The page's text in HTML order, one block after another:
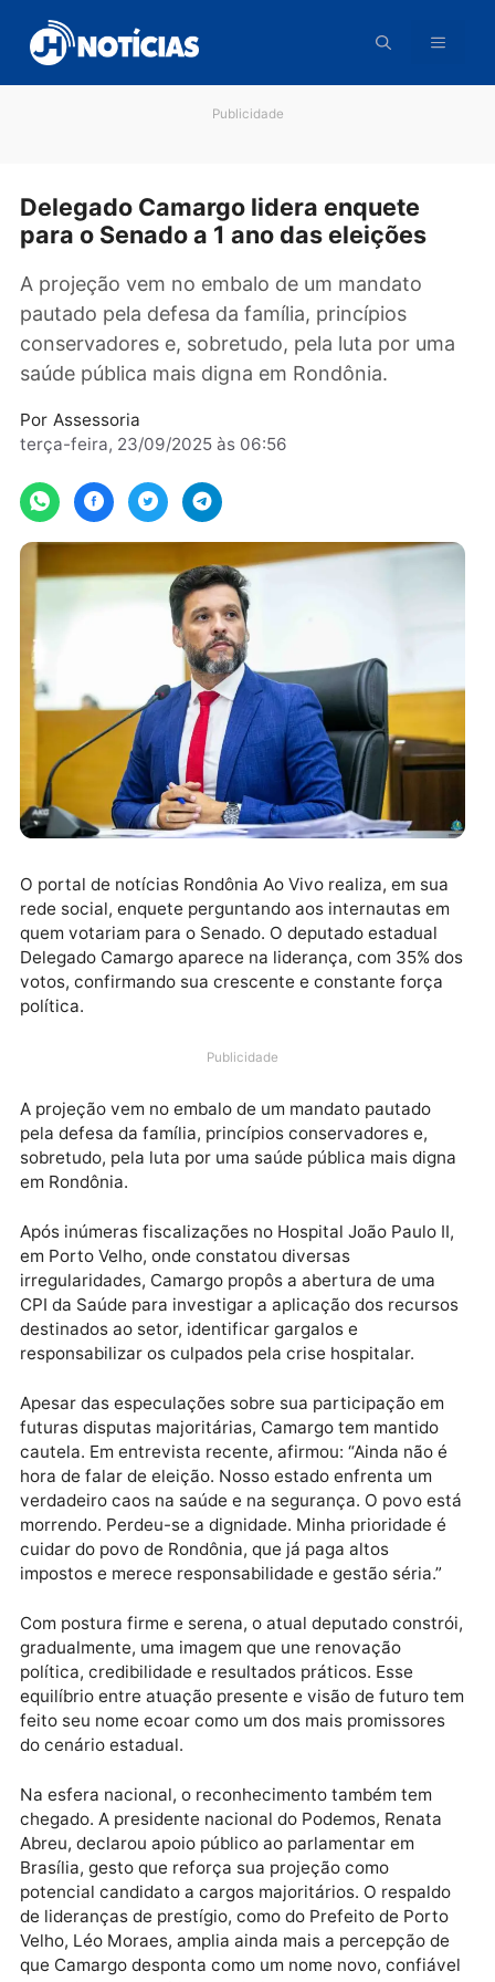
para
conteúdo
Delegado Camargo lidera enquete
A projeção vem no embalo de um mandato
pautado pela defesa da família, princípios
conservadores e, sobretudo, pela luta por
saúde pública mais digna em Rondônia.
terça-feira, 23/09/2025 às 06:56
O portal de notícias Rondônia Ao Vivo realiza, em
rede social, enquete perguntando aos internautas
Delegado Camargo aparece na liderança, com 35%
política.
A projeção vem no embalo de um mandato pautado
pela defesa da família, princípios conservadores e,
sobretudo, pela luta por uma saúde pública mais
em Rondônia.
Após inúmeras fiscalizações no Hospital João Paulo
em Porto Velho, onde constatou diversas
irregularidades, Camargo propôs a abertura de uma
CPI da Saúde para investigar a aplicação dos
destinados ao setor, identificar gargalos e
responsabilizar os culpados pela crise hospitalar.
Apesar das especulações sobre sua participação em
futuras disputas majoritárias, Camargo tem mantido
cautela. Em entrevista recente, afirmou: “Ainda não
hora de falar de eleição. Nosso estado enfrenta um
verdadeiro caos na saúde e na segurança. O povo
morrendo. Perdeu-se a dignidade. Minha prioridade é
cuidar do povo de Rondônia, que já paga altos
impostos e merece responsabilidade e gestão séria.”
Com postura firme e serena, o atual deputado
gradualmente, uma imagem que une renovação
política, credibilidade e resultados práticos. Esse
equilíbrio entre atuação presente e visão de futuro
feito seu nome ecoar como um dos mais promissores
do cenário estadual.